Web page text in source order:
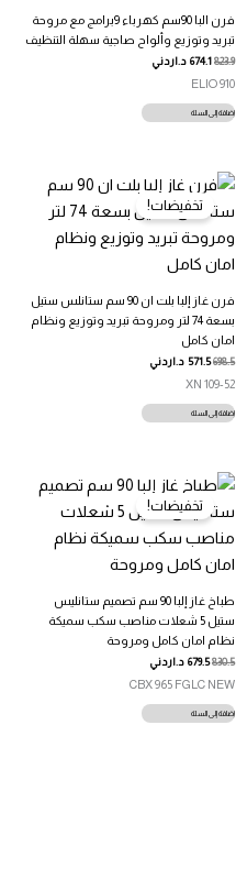
فرن البا 90سم كهرباء 9برامج مع مروحة
تبريد وتوزيع وألواح صاجية سهلة التنظيف
823.9
674.1 د.اردني
ELIO 910
إضافة إلى السلة
تخفيضات!
فرن غاز إلبا بلت ان 90 سم ستانلس ستيل
بسعة 74 لتر ومروحة تبريد وتوزيع ونظام
امان كامل
698.5
571.5 د.اردني
109-52 XN
إضافة إلى السلة
تخفيضات!
طباخ غاز إلبا 90 سم تصميم ستانليس
ستيل 5 شعلات مناصب سكب سميكة
نظام امان كامل ومروحة
830.5
679.5 د.اردني
CBX 965 FGLC NEW
إضافة إلى السلة